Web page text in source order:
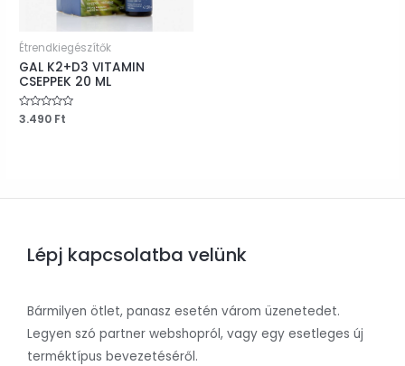
Étrendkiegészítők
GAL K2+D3 VITAMIN
CSEPPEK 20 ML
Értékelés:
0
3.490 Ft
Lépj kapcsolatba velünk
Bármilyen ötlet, panasz esetén várom üzenetedet.
Legyen szó partner webshopról, vagy egy esetleges új
terméktípus bevezetéséről.